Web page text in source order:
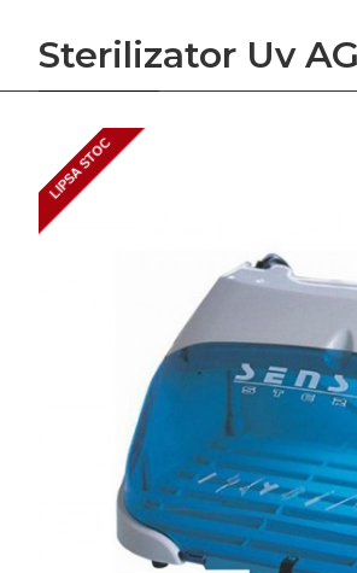
Sterilizator Uv
LIPSA STOC
LIPSA STOC